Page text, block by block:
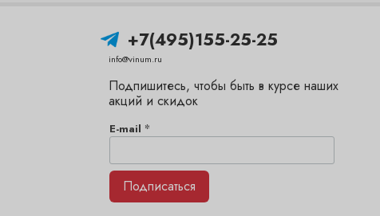
+7(495)155-25-25
info@vinum.ru
Подпишитесь, чтобы быть в курсе наших
акций и скидок
E-mail *
Подписаться